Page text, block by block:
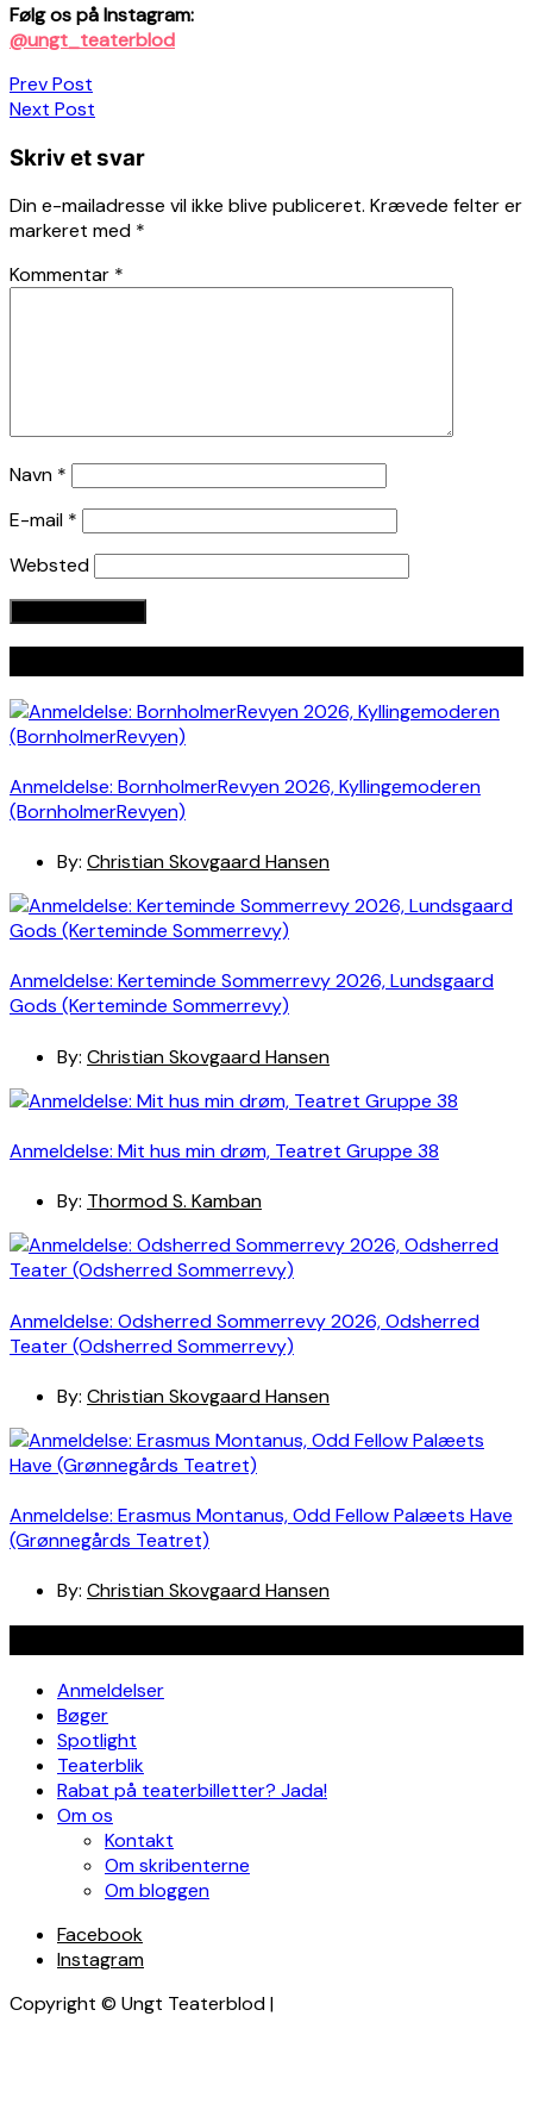
Følg os på Instagram:
@ungt_teaterblod
Indlægsnavigation
Prev Post
Next Post
Skriv et svar
Din e-mailadresse vil ikke blive publiceret. Krævede felter er
markeret med *
Kommentar *
Navn *
E-mail *
Websted
Anmeldelse: BornholmerRevyen 2026, Kyllingemoderen
(BornholmerRevyen)
By: Christian Skovgaard Hansen
Anmeldelse: Kerteminde Sommerrevy 2026, Lundsgaard
Gods (Kerteminde Sommerrevy)
By: Christian Skovgaard Hansen
Anmeldelse: Mit hus min drøm, Teatret Gruppe 38
By: Thormod S. Kamban
Anmeldelse: Odsherred Sommerrevy 2026, Odsherred
Teater (Odsherred Sommerrevy)
By: Christian Skovgaard Hansen
Anmeldelse: Erasmus Montanus, Odd Fellow Palæets Have
(Grønnegårds Teatret)
By: Christian Skovgaard Hansen
Anmeldelser
Bøger
Spotlight
Teaterblik
Rabat på teaterbilletter? Jada!
Om os
Kontakt
Om skribenterne
Om bloggen
Facebook
Instagram
Copyright © Ungt Teaterblod |